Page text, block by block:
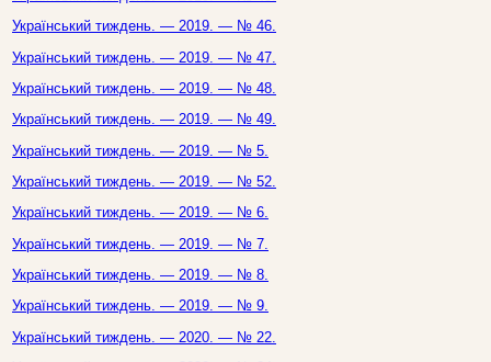
Український тиждень. — 2019. — № 46.
Український тиждень. — 2019. — № 47.
Український тиждень. — 2019. — № 48.
Український тиждень. — 2019. — № 49.
Український тиждень. — 2019. — № 5.
Український тиждень. — 2019. — № 52.
Український тиждень. — 2019. — № 6.
Український тиждень. — 2019. — № 7.
Український тиждень. — 2019. — № 8.
Український тиждень. — 2019. — № 9.
Український тиждень. — 2020. — № 22.